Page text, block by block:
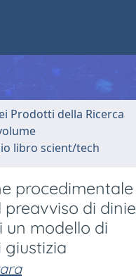
Prodotti della Ricerca
libro scient/tech
preavviso di
un modello di